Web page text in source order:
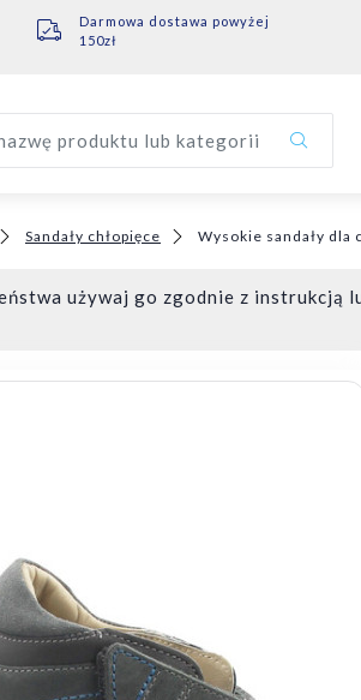
Darmowa dostawa powyżej
150zł
produktu lub kategorii
Sandały chłopięce Wysokie sandały dla
używaj go zgodnie z